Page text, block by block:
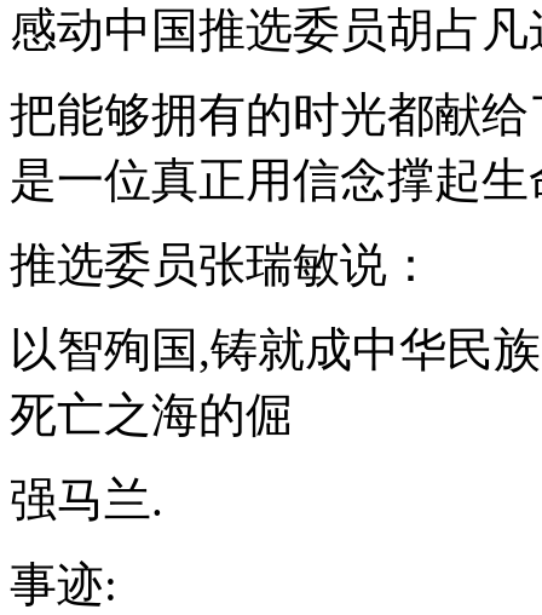
感动中国推选委员胡占
把能够拥有的时光都献
是一位真正用信念撑起
推选委员张瑞敏说：
以智殉国,铸就成中华民
死亡之海的倔
强马兰.
事迹: